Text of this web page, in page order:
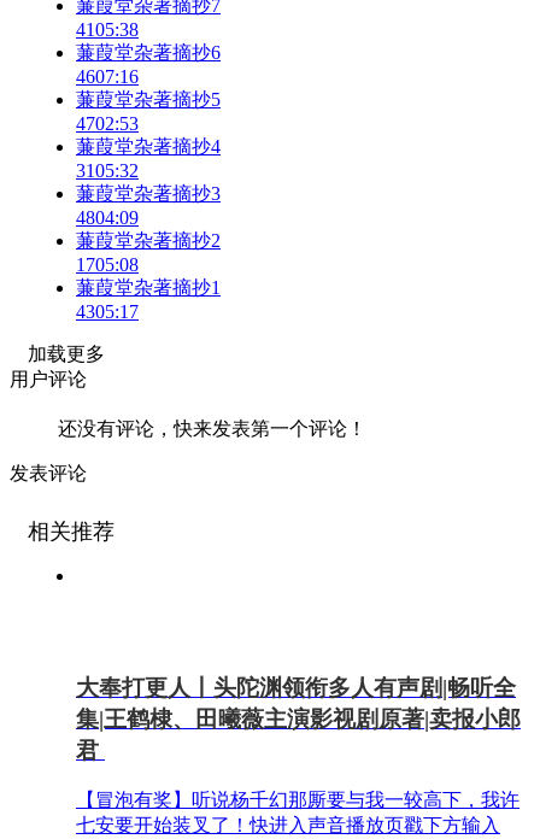
蒹葭堂杂著摘抄7
4105:38
蒹葭堂杂著摘抄6
4607:16
蒹葭堂杂著摘抄5
4702:53
蒹葭堂杂著摘抄4
3105:32
蒹葭堂杂著摘抄3
4804:09
蒹葭堂杂著摘抄2
1705:08
蒹葭堂杂著摘抄1
4305:17
加载更多
用户评论
还没有评论，快来发表第一个评论！
发表评论
相关推荐
大奉打更人丨头陀渊领衔多人有声剧|畅听全
集|王鹤棣、田曦薇主演影视剧原著|卖报小郎
君
【冒泡有奖】听说杨千幻那厮要与我一较高下，我许
七安要开始装叉了！快进入声音播放页戳下方输入